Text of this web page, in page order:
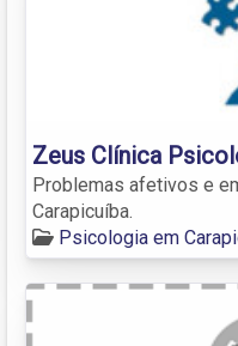
Zeus Clínica
Problemas afetivos e
Carapicuíba.
Psicologia em